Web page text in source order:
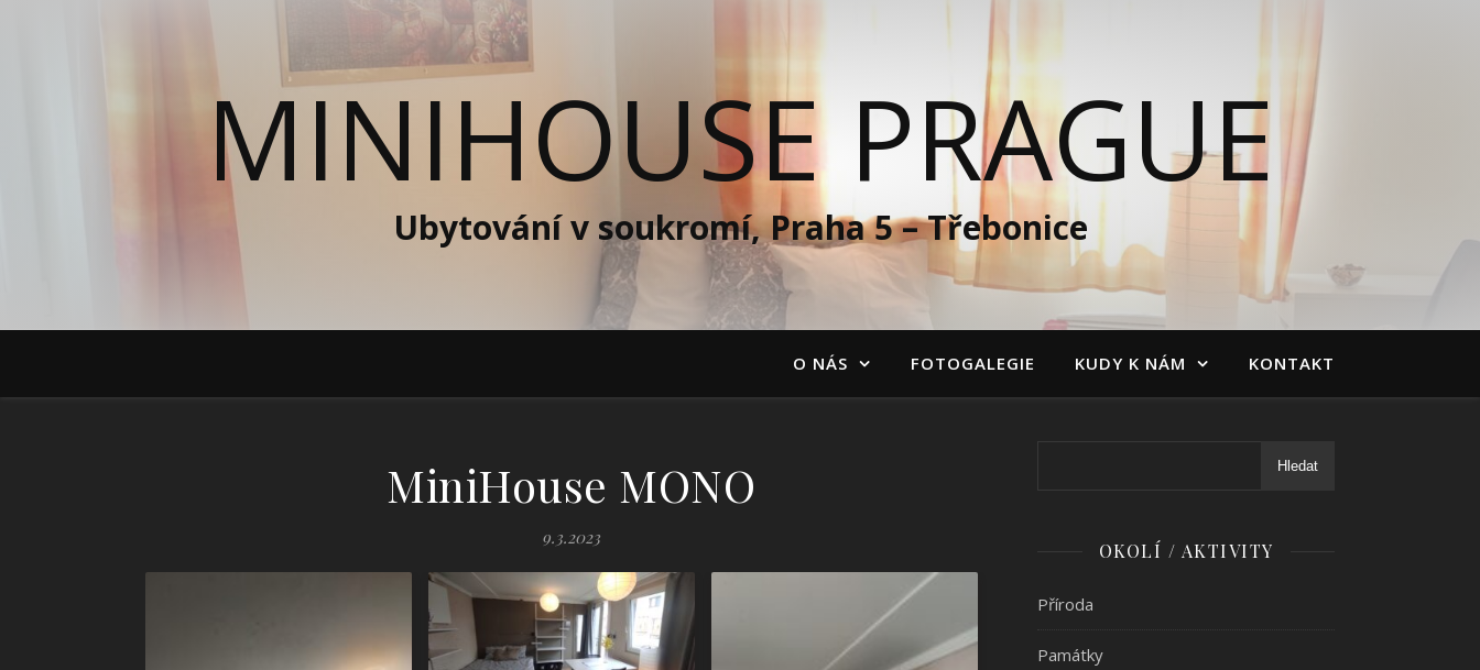
MINIHOUSE PRAGUE
Ubytování v soukromí, Praha 5 – Třebonice
O NÁS FOTOGALEGIE KUDY K NÁM KONTAKT
MiniHouse MONO
9.3.2023
Hledat
OKOLÍ / AKTIVITY
Příroda
Památky